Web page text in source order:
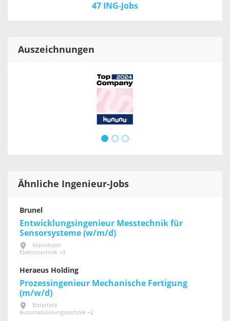
47 ING-Jobs
Auszeichnungen
Ähnliche Ingenieur-Jobs
Brunel
Entwicklungsingenieur Messtechnik für
Sensorsysteme (w/m/d)
Mannheim
Elektrotechnik +3
Heraeus Holding
Prozessingenieur Mechanische Fertigung
(m/w/d)
Bitterfeld
Automatisierungstechnik +2